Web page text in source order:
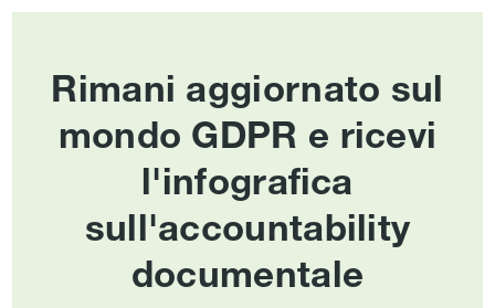
Rimani aggiornato sul
mondo GDPR e ricevi
l'infografica
sull'accountability
documentale